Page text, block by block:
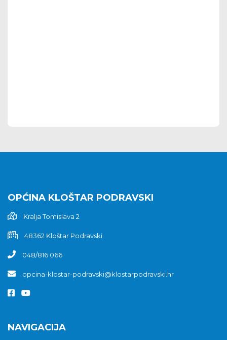
OPĆINA KLOŠTAR PODRAVSKI
Kralja Tomislava 2
48362 Kloštar Podravski
048/816 066
opcina-klostar-podravski@klostarpodravski.hr
NAVIGACIJA